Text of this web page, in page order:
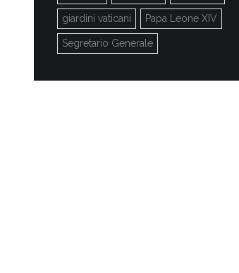
giardini vaticani Papa Leone XIV
Segretario Generale